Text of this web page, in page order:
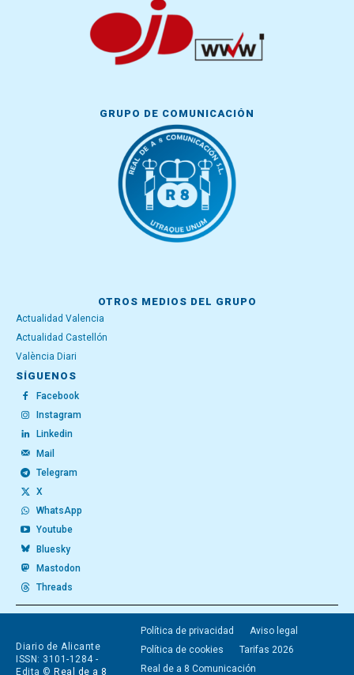
GRUPO DE COMUNICACIÓN
OTROS MEDIOS DEL GRUPO
Actualidad Valencia
Actualidad Castellón
València Diari
SÍGUENOS
Facebook
Instagram
Linkedin
Mail
Telegram
X
WhatsApp
Youtube
Bluesky
Mastodon
Threads
Diario de Alicante
ISSN: 3101-1284 -
Edita © Real de a 8
Política de privacidad
Aviso legal
Política de cookies
Tarifas 2026
Real de a 8 Comunicación